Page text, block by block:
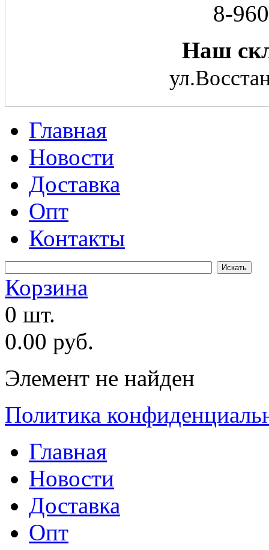
8-
Наш
Главная
Новости
Доставка
Опт
Контакты
Корзина
0 шт.
0.00 руб.
Элемент не найден
Политика
Главная
Новости
Доставка
Опт